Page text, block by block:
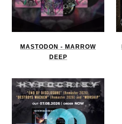
MASTODON - MARROW
DEEP